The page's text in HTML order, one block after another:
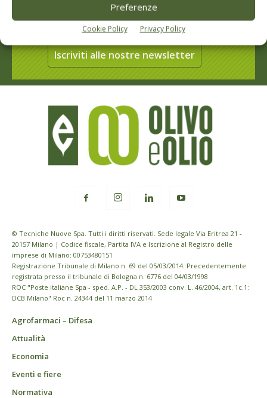
Preferenze
Cookie Policy Privacy Policy
dell’agricoltura
Iscriviti alle nostre newsletter
© Tecniche Nuove Spa. Tutti i diritti riservati. Sede legale Via Eritrea 21 -
20157 Milano | Codice fiscale, Partita IVA e Iscrizione al Registro delle
imprese di Milano: 00753480151
Registrazione Tribunale di Milano n. 69 del 05/03/2014. Precedentemente
registrata presso il tribunale di Bologna n. 6776 del 04/03/1998
ROC "Poste italiane Spa - sped. A.P. - DL 353/2003 conv. L. 46/2004, art. 1c.1:
DCB Milano" Roc n. 24344 del 11 marzo 2014
Agrofarmaci – Difesa
Attualità
Economia
Eventi e fiere
Normativa